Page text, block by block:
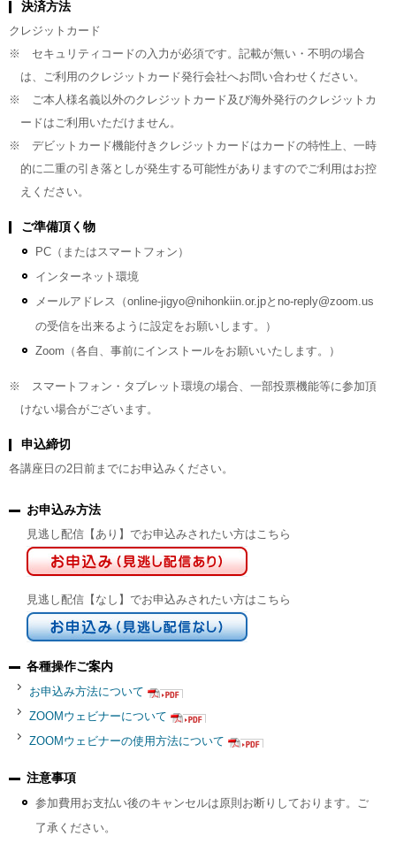
決済方法
クレジットカード
※ セキュリティコードの入力が必須です。記載が無い・不明の場合
は、ご利用のクレジットカード発行会社へお問い合わせください。
※ ご本人様名義以外のクレジットカード及び海外発行のクレジットカ
ードはご利用いただけません。
※ デビットカード機能付きクレジットカードはカードの特性上、一時
的に二重の引き落としが発生する可能性がありますのでご利用はお控
えください。
ご準備頂く物
PC（またはスマートフォン）
インターネット環境
メールアドレス（online-jigyo@nihonkiin.or.jpとno-reply@zoom.us
の受信を出来るように設定をお願いします。）
Zoom（各自、事前にインストールをお願いいたします。）
※ スマートフォン・タブレット環境の場合、一部投票機能等に参加頂
けない場合がございます。
申込締切
各講座日の2日前までにお申込みください。
お申込み方法
見逃し配信【あり】でお申込みされたい方はこちら
見逃し配信【なし】でお申込みされたい方はこちら
各種操作ご案内
お申込み方法について
ZOOMウェビナーについて
ZOOMウェビナーの使用方法について
注意事項
参加費用お支払い後のキャンセルは原則お断りしております。ご
了承ください。